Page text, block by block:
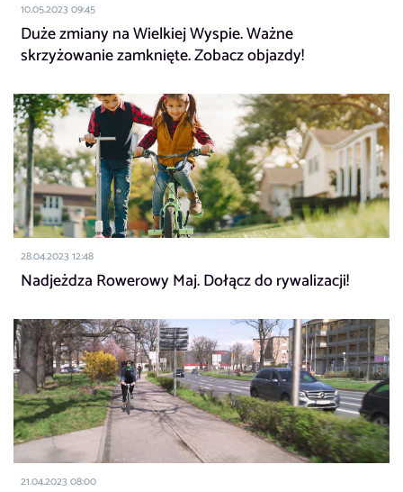
10.05.2023 09:45
Duże zmiany na Wielkiej Wyspie. Ważne
skrzyżowanie zamknięte. Zobacz objazdy!
28.04.2023 12:48
Nadjeżdza Rowerowy Maj. Dołącz do rywalizacji!
21.04.2023 08:00